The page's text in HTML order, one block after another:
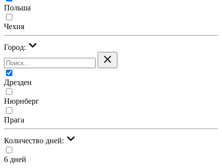
Польша
Чехия
Город:
Дрезден
Нюрнберг
Прага
Количество дней:
6 дней